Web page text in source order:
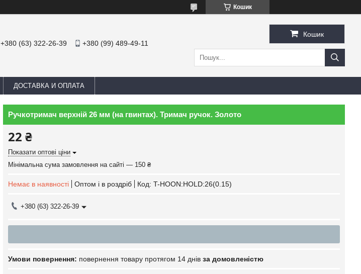
Кошик
+380 (63) 322-26-39 +380 (99) 489-49-11
Кошик
ДОСТАВКА И ОПЛАТА
Ручкотримач верхній 26 мм (на гвинтах). Тримач ручок. Золото
22 ₴
Показати оптові ціни
Мінімальна сума замовлення на сайті — 150 ₴
Немає в наявності Оптом і в роздріб Код: T-HOON:HOLD:26(0.15)
+380 (63) 322-26-39
повернення товару протягом 14 днів за домовленістю